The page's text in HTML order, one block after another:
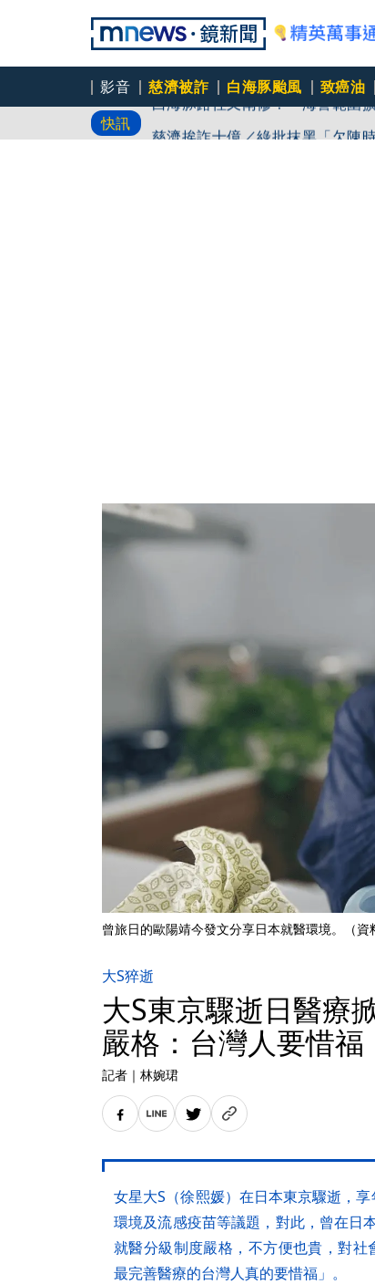
影音 慈濟被詐 白海豚颱風 致癌油
快訊
白海豚路徑又南修！ 海警範圍
曾旅日的歐陽靖今發文分享日本就醫環境。（資
大S猝逝
大S東京驟逝日醫
嚴格：台灣人要惜福
記者 ｜ 林婉珺
女星大S（徐熙媛）在日本東京驟逝，
環境及流感疫苗等議題，對此，曾在日
就醫分級制度嚴格，不方便也貴，對
最完善醫療的台灣人真的要惜福」。